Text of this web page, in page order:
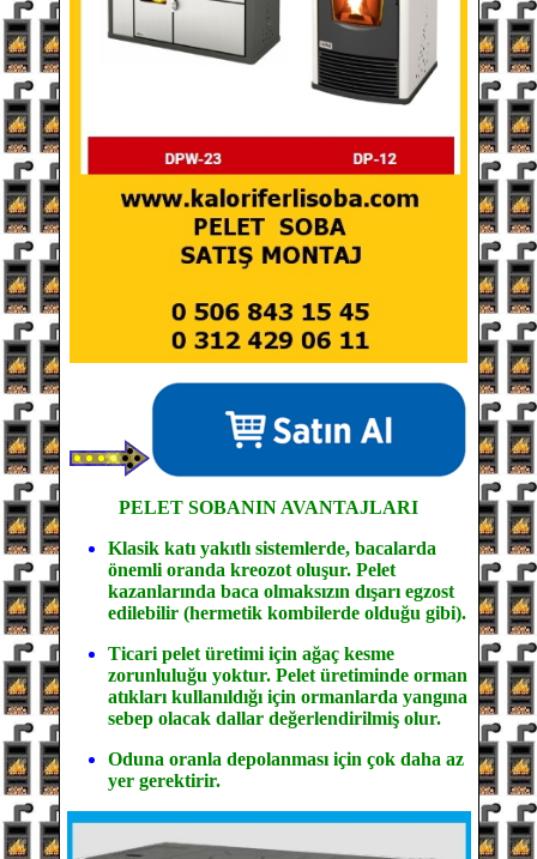
PELET SOBANIN AVANTAJLARI
Klasik katı yakıtlı sistemlerde, bacalarda
önemli oranda kreozot oluşur. Pelet
kazanlarında baca olmaksızın dışarı egzost
edilebilir (hermetik kombilerde olduğu gibi).
Ticari pelet üretimi için ağaç kesme
zorunluluğu yoktur. Pelet üretiminde orman
atıkları kullanıldığı için ormanlarda yangına
sebep olacak dallar değerlendirilmiş olur.
Oduna oranla depolanması için çok daha az
yer gerektirir.